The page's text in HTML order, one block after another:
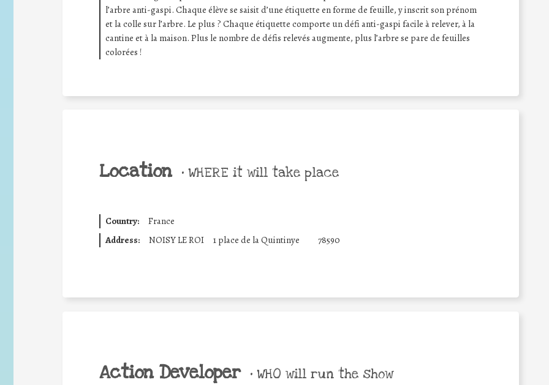
l’arbre anti-gaspi. Chaque élève se saisit d’une étiquette en forme de feuille, y inscrit son prénom
et la colle sur l’arbre. Le plus ? Chaque étiquette comporte un défi anti-gaspi facile à relever, à la
cantine et à la maison. Plus le nombre de défis relevés augmente, plus l’arbre se pare de feuilles
colorées !
Location • WHERE it will take place
Country:
France
Address:
NOISY LE ROI 1 place de la Quintinye 78590
Action Developer • WHO will run the show